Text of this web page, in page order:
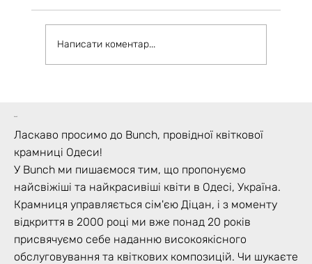
Написати коментар...
bunch
Ласкаво просимо до Bunch, провідної квіткової
крамниці Одеси!
У Bunch ми пишаємося тим, що пропонуємо
найсвіжіші та найкрасивіші квіти в Одесі, Україна.
Крамниця управляється сім'єю Діцан, і з моменту
відкриття в 2000 році ми вже понад 20 років
присвячуємо себе наданню високоякісного
обслуговування та квіткових композицій. Чи шукаєте